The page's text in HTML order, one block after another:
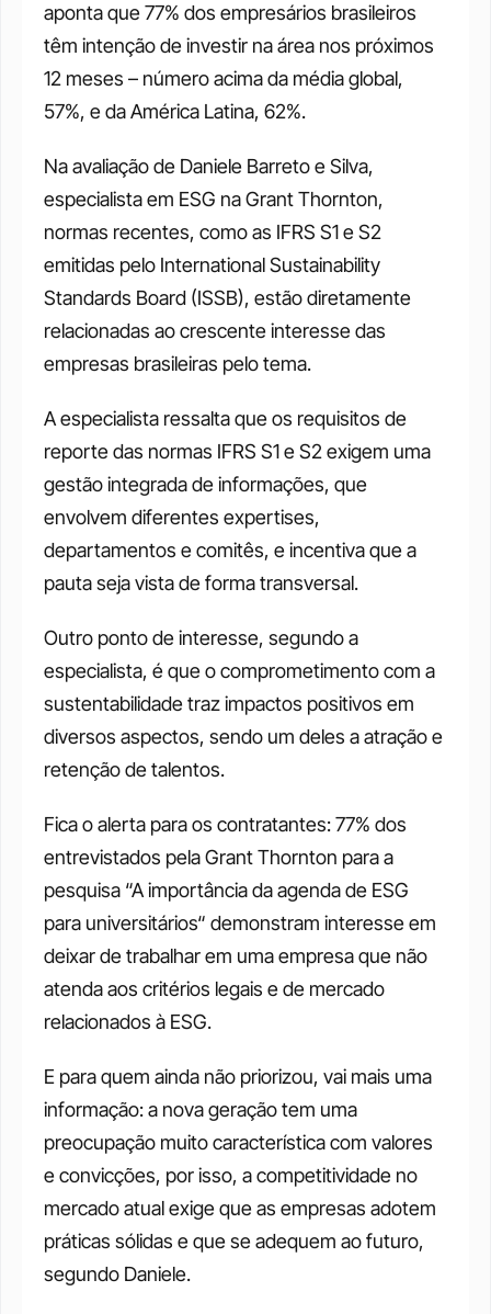
aponta que 77% dos empresários brasileiros
têm intenção de investir na área nos próximos
12 meses – número acima da média global,
57%, e da América Latina, 62%.
Na avaliação de Daniele Barreto e Silva,
especialista em ESG na Grant Thornton,
normas recentes, como as IFRS S1 e S2
emitidas pelo International Sustainability
Standards Board (ISSB), estão diretamente
relacionadas ao crescente interesse das
empresas brasileiras pelo tema.
A especialista ressalta que os requisitos de
reporte das normas IFRS S1 e S2 exigem uma
gestão integrada de informações, que
envolvem diferentes expertises,
departamentos e comitês, e incentiva que a
pauta seja vista de forma transversal.
Outro ponto de interesse, segundo a
especialista, é que o comprometimento com a
sustentabilidade traz impactos positivos em
diversos aspectos, sendo um deles a atração e
retenção de talentos.
Fica o alerta para os contratantes: 77% dos
entrevistados pela Grant Thornton para a
pesquisa “A importância da agenda de ESG
para universitários“ demonstram interesse em
deixar de trabalhar em uma empresa que não
atenda aos critérios legais e de mercado
relacionados à ESG.
E para quem ainda não priorizou, vai mais uma
informação: a nova geração tem uma
preocupação muito característica com valores
e convicções, por isso, a competitividade no
mercado atual exige que as empresas adotem
práticas sólidas e que se adequem ao futuro,
segundo Daniele.